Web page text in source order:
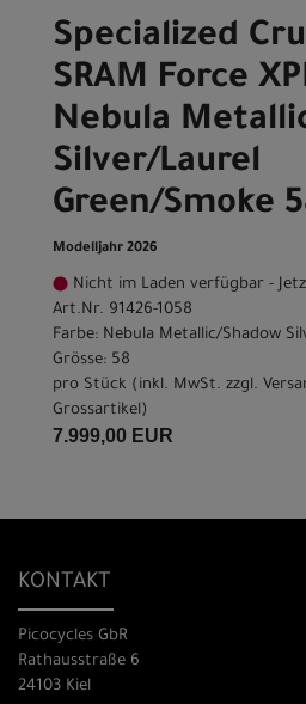
Specialized
SRAM Force
Nebula
Silver/Laurel
Green/Smoke
Modelljahr 2026
Nicht im Laden verfügbar -
Art.Nr. 91426-1058
Farbe: Nebula Metallic/Shadow
Grösse: 58
pro Stück (inkl. MwSt. zzgl.
Grossartikel )
7.999,00 EUR
KONTAKT
Picocycles GbR
Rathausstraße 6
24103 Kiel